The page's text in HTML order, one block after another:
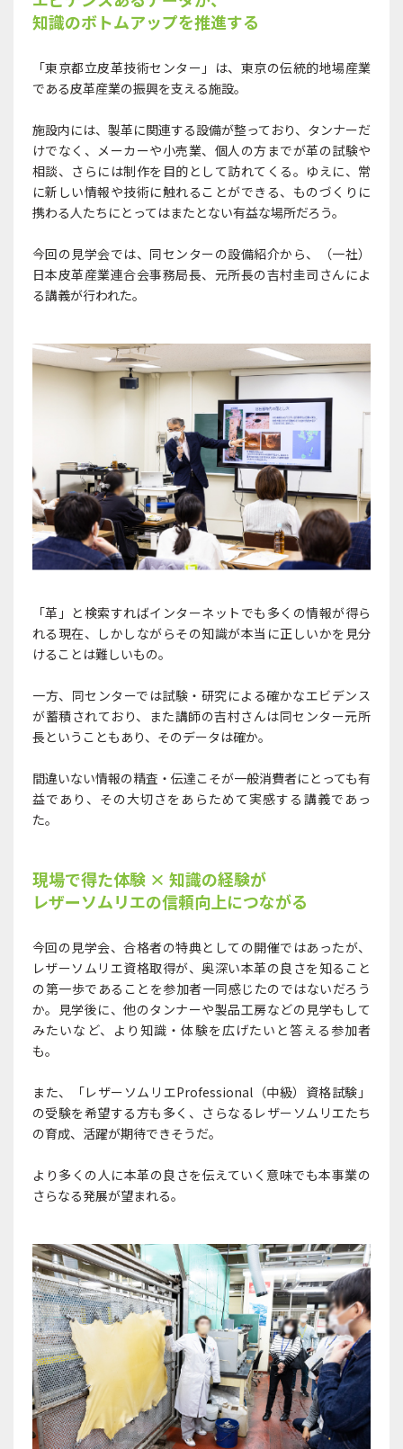
知識のボトムアップを推進する
「東京都立皮革技術センター」は、東京の伝統的地場産業
である皮革産業の振興を支える施設。
施設内には、製革に関連する設備が整っており、タンナーだ
けでなく、メーカーや小売業、個人の方までが革の試験や
相談、さらには制作を目的として訪れてくる。ゆえに、常
に新しい情報や技術に触れることができる、ものづくりに
携わる人たちにとってはまたとない有益な場所だろう。
今回の見学会では、同センターの設備紹介から、（一社）
日本皮革産業連合会事務局長、元所長の吉村圭司さんによ
る講義が行われた。
「革」と検索すればインターネットでも多くの情報が得ら
れる現在、しかしながらその知識が本当に正しいかを見分
けることは難しいもの。
一方、同センターでは試験・研究による確かなエビデンス
が蓄積されており、また講師の吉村さんは同センター元所
長ということもあり、そのデータは確か。
間違いない情報の精査・伝達こそが一般消費者にとっても有
益であり、その大切さをあらためて実感する講義であっ
た。
現場で得た体験 × 知識の経験が
レザーソムリエの信頼向上につながる
今回の見学会、合格者の特典としての開催ではあったが、
レザーソムリエ資格取得が、奥深い本革の良さを知ること
の第一歩であることを参加者一同感じたのではないだろう
か。見学後に、他のタンナーや製品工房などの見学もして
みたいなど、より知識・体験を広げたいと答える参加者
も。
また、「レザーソムリエProfessional（中級）資格試験」
の受験を希望する方も多く、さらなるレザーソムリエたち
の育成、活躍が期待できそうだ。
より多くの人に本革の良さを伝えていく意味でも本事業の
さらなる発展が望まれる。